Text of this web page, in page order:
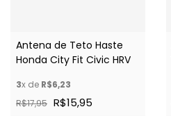
Antena de Teto Haste
Honda City Fit Civic HRV
3x de R$6,23
R$17,95 R$15,95